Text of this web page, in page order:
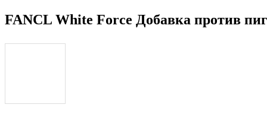
FANCL White Force Добавка против